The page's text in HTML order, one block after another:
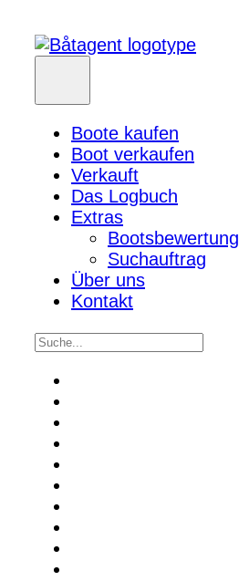
Boote kaufen
Boot verkaufen
Verkauft
Das Logbuch
Extras
Bootsbewertung
Suchauftrag
Über uns
Kontakt